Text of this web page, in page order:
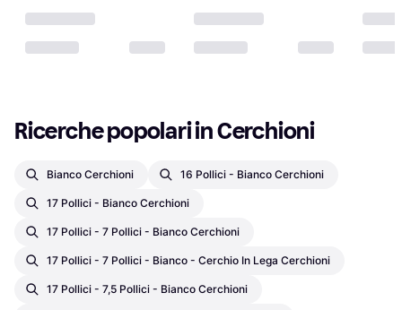
Ricerche popolari in Cerchioni
Bianco Cerchioni 16 Pollici - Bianco Cerchioni
17 Pollici - Bianco Cerchioni
17 Pollici - 7 Pollici - Bianco Cerchioni
17 Pollici - 7 Pollici - Bianco - Cerchio In Lega Cerchioni
17 Pollici - 7,5 Pollici - Bianco Cerchioni